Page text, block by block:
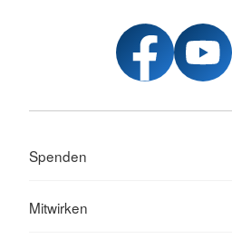
Spenden
Mitwirken